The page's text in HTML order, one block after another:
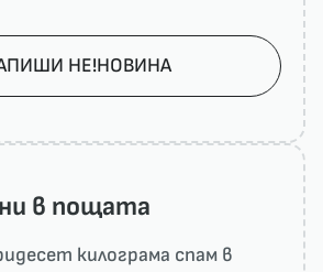
НЕ!НОВИНА
в пощата
килограма спам в